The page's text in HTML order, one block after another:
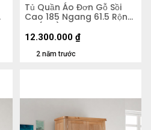
Tủ Quần Áo Đơn Gỗ Sồi
Cao 185 Ngang 61.5 Rộng
58 (cm)
2 năm trước
12.300.000 ₫